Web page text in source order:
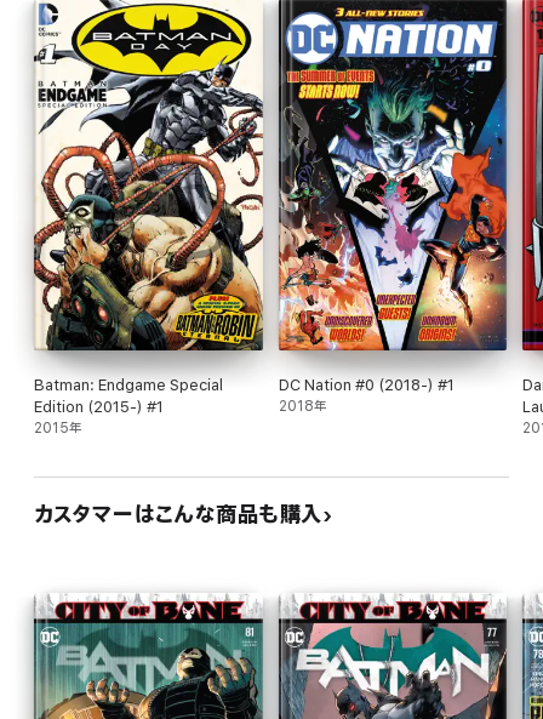
Batman: Endgame Special
Edition (2015-) #1
2015年
DC Nation #0 (2018-) #1
2018年
カスタマーはこんな商品も購入